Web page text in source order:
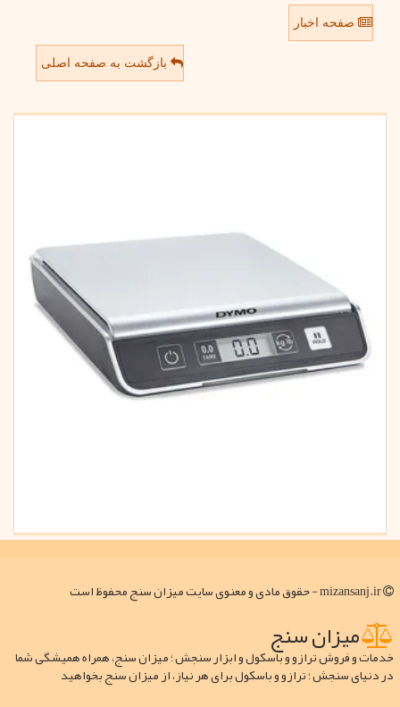
صفحه اخبار
بازگشت به صفحه اصلی
میزان سنج
خدمات و فروش ترازو و باسکول و ابزار سنجش ؛ میزان سنج، همراه همیشگی شما
در دنیای سنجش ؛ ترازو و باسکول برای هر نیاز، از میزان سنج بخواهید